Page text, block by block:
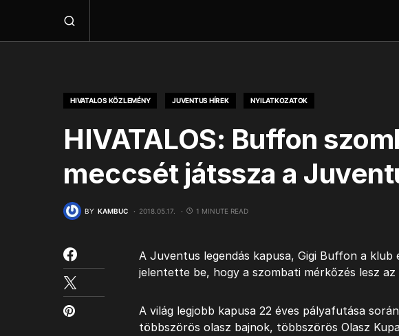
HIVATALOS KÖZLEMÉNY JUVENTUS HÍREK NYILATKOZATOK
HIVATALOS: Buffon
meccsét játssza a
BY KAMBUC 2018.05.17. 1 MINUTE READ
A Juventus legendás kapusa, Gigi Buffon a
jelentette be, hogy a szombati mérkőzés lesz
A világ legjobb kapusa 22 éves pályafutása
többszörös olasz bajnok, többszörös Olasz